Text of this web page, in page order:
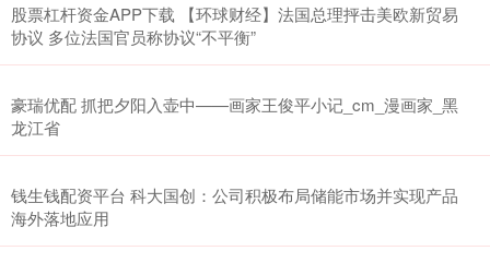
股票杠杆资金APP下载 【环球财经】法国总理抨击美欧新贸易
协议 多位法国官员称协议“不平衡”
豪瑞优配 抓把夕阳入壶中——画家王俊平小记_cm_漫画家_黑
龙江省
钱生钱配资平台 科大国创：公司积极布局储能市场并实现产品
海外落地应用